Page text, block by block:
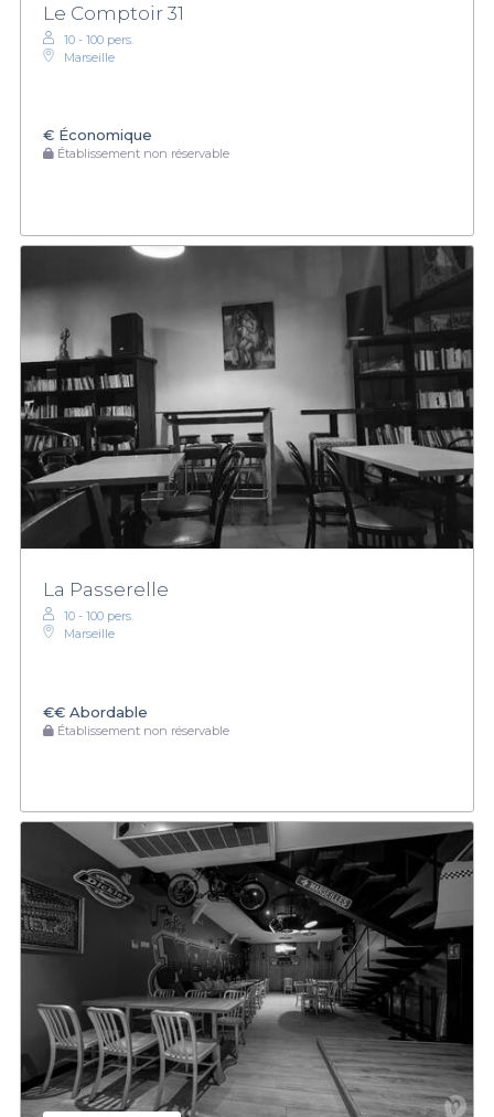
Le Comptoir 31
10 - 100 pers.
Marseille
€ Économique
Établissement non réservable
La Passerelle
10 - 100 pers.
Marseille
€€ Abordable
Établissement non réservable